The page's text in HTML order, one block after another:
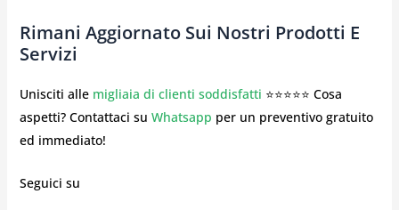
Rimani Aggiornato Sui Nostri Prodotti E
Servizi
Unisciti alle migliaia di clienti soddisfatti ⭐⭐⭐⭐⭐ Cosa
aspetti? Contattaci su Whatsapp per un preventivo gratuito
ed immediato!
Seguici su